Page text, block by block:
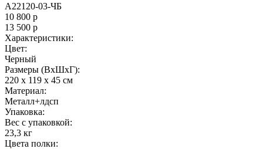
A22120-03-ЧБ
10 800 р
13 500 р
Характеристики:
Цвет:
Черный
Размеры (ВxШxГ):
220 x 119 x 45 см
Материал:
Металл+лдсп
Упаковка:
Вес с упаковкой:
23,3 кг
Цвета полки: